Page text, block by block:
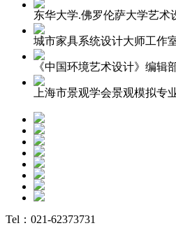
东华大学.佛罗伦萨大学艺术
城市家具系统设计大师工作
《中国环境艺术设计》编辑
上海市景观学会景观模拟专
Tel：021-62373731